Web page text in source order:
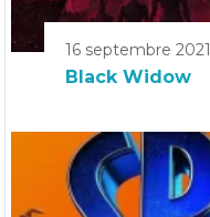
16 septembre 2021
Black Widow